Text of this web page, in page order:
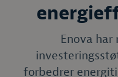
Enova
forbedrer